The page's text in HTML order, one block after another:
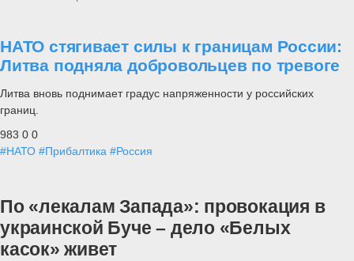
НАТО стягивает силы к границам России:
Литва подняла добровольцев по тревоге
Литва вновь поднимает градус напряженности у российских
границ.
983 0 0
#НАТО #Прибалтика #Россия
По «лекалам Запада»: провокация в
украинской Буче – дело «Белых
касок» живет